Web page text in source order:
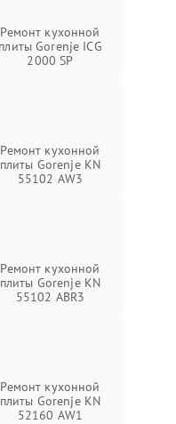
Ремонт кухонной
плиты Gorenje ICG
2000 SP
Ремонт кухонной
плиты Gorenje KN
55102 AW3
Ремонт кухонной
плиты Gorenje KN
55102 ABR3
Ремонт кухонной
плиты Gorenje KN
52160 AW1